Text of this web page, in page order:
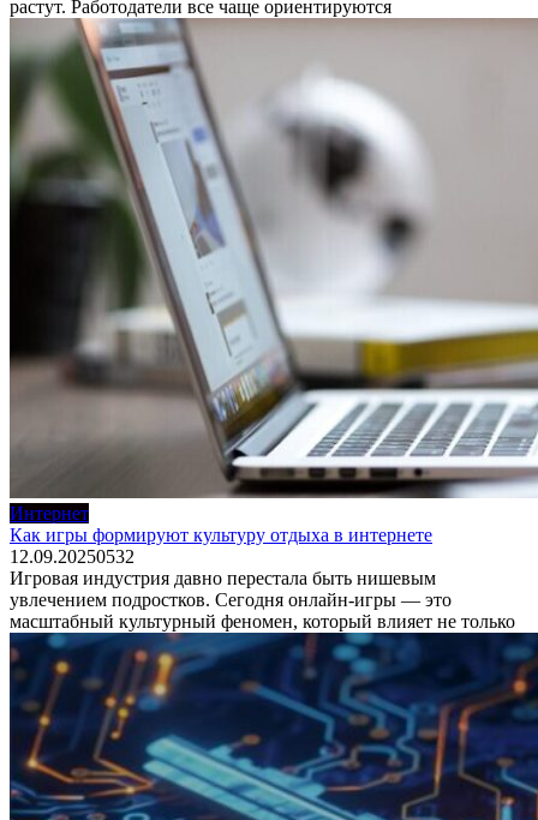
растут. Работодатели все чаще ориентируются
Интернет
Как игры формируют культуру отдыха в интернете
12.09.20250532
Игровая индустрия давно перестала быть нишевым
увлечением подростков. Сегодня онлайн-игры — это
масштабный культурный феномен, который влияет не только